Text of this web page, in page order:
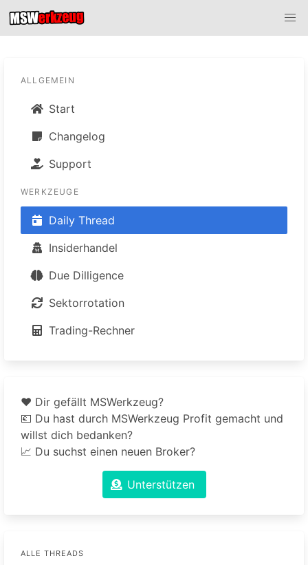
ALLGEMEIN
Start
Changelog
Support
WERKZEUGE
Daily Thread
Insiderhandel
Due Dilligence
Sektorrotation
Trading-Rechner
❤️ Dir gefällt MSWerkzeug?
💶 Du hast durch MSWerkzeug Profit gemacht und
willst dich bedanken?
📈 Du suchst einen neuen Broker?
Unterstützen
ALLE THREADS